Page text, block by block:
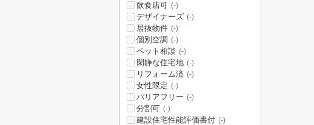
飲食店可 (-)
デザイナーズ (-)
居抜物件 (-)
個別空調 (-)
ペット相談 (-)
閑静な住宅地 (-)
リフォーム済 (-)
女性限定 (-)
バリアフリー (-)
分割可 (-)
建設住宅性能評価書付 (-)